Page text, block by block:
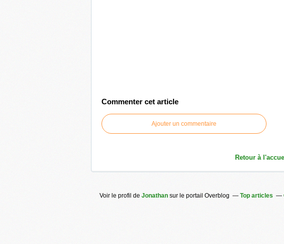
Commenter cet article
Ajouter un commentaire
Retour à
Voir le profil de Jonathan sur le portail Overblog Top articles